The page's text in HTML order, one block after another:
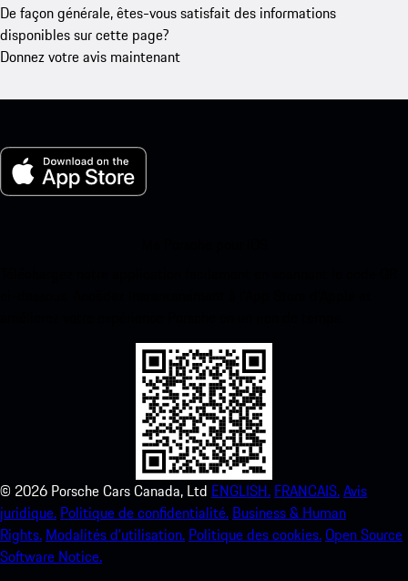
De façon générale, êtes-vous satisfait des informations
disponibles sur cette page?
Donnez votre avis maintenant
© 2026 Porsche Cars Canada, Ltd ENGLISH. FRANCAIS.Avis
juridique. Politique de confidentialité. Business & Human
Rights. Modalités d’utilisation. Politique des cookies.Open Source
Software Notice.